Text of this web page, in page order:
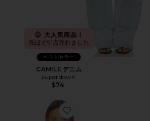
大人気商品！
先ほど91点売れました
ベストセラー
CAMILE デニム
superdown
$74
Favorite ADANA TANK トップ